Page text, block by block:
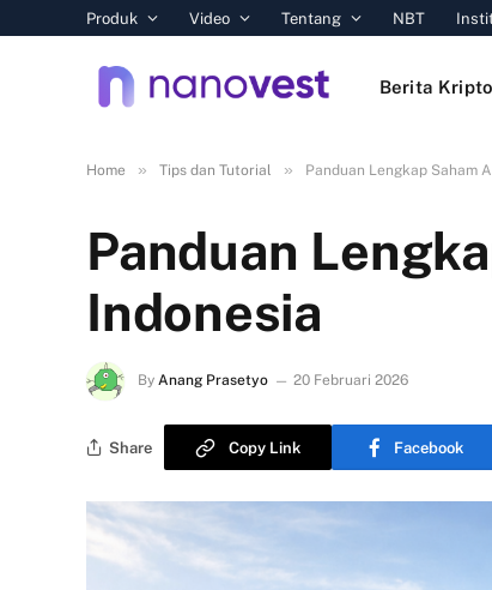
Produk Video Tentang NBT
Berita Kripto
Home » Tips dan Tutorial » Panduan Lengkap Saham
Panduan
Indonesia
By Anang Prasetyo 20 Februari 2026
Share Copy Link Facebook